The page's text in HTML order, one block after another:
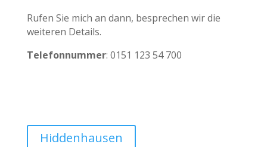
Rufen Sie mich an dann, besprechen wir die
weiteren Details.
Telefonnummer: 0151 123 54 700
Hiddenhausen